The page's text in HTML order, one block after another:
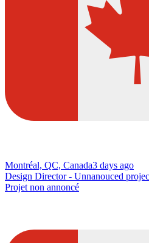
Montréal, QC, Canada3 days ago
Design Director - Unnanouced
Projet non annoncé